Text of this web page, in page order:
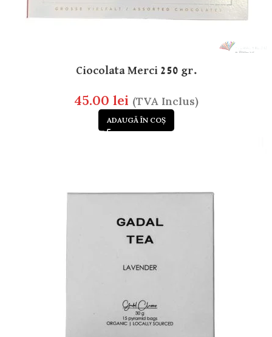
Ciocolata Merci 250 gr.
45.00 lei (TVA Inclus)
ADAUGĂ ÎN COȘ